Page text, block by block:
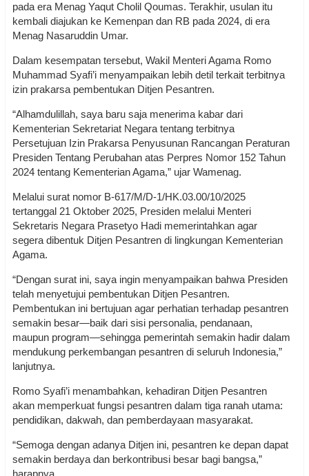
pada era Menag Yaqut Cholil Qoumas. Terakhir, usulan itu
kembali diajukan ke Kemenpan dan RB pada 2024, di era
Menag Nasaruddin Umar.
Dalam kesempatan tersebut, Wakil Menteri Agama Romo
Muhammad Syafi’i menyampaikan lebih detil terkait terbitnya
izin prakarsa pembentukan Ditjen Pesantren.
“Alhamdulillah, saya baru saja menerima kabar dari
Kementerian Sekretariat Negara tentang terbitnya
Persetujuan Izin Prakarsa Penyusunan Rancangan Peraturan
Presiden Tentang Perubahan atas Perpres Nomor 152 Tahun
2024 tentang Kementerian Agama,” ujar Wamenag.
Melalui surat nomor B-617/M/D-1/HK.03.00/10/2025
tertanggal 21 Oktober 2025, Presiden melalui Menteri
Sekretaris Negara Prasetyo Hadi memerintahkan agar
segera dibentuk Ditjen Pesantren di lingkungan Kementerian
Agama.
“Dengan surat ini, saya ingin menyampaikan bahwa Presiden
telah menyetujui pembentukan Ditjen Pesantren.
Pembentukan ini bertujuan agar perhatian terhadap pesantren
semakin besar—baik dari sisi personalia, pendanaan,
maupun program—sehingga pemerintah semakin hadir dalam
mendukung perkembangan pesantren di seluruh Indonesia,”
lanjutnya.
Romo Syafi’i menambahkan, kehadiran Ditjen Pesantren
akan memperkuat fungsi pesantren dalam tiga ranah utama:
pendidikan, dakwah, dan pemberdayaan masyarakat.
“Semoga dengan adanya Ditjen ini, pesantren ke depan dapat
semakin berdaya dan berkontribusi besar bagi bangsa,”